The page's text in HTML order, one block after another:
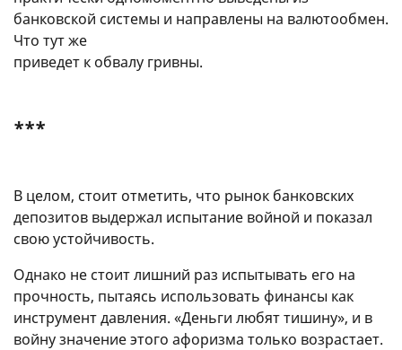
банковской системы и направлены на валютообмен.
Что тут же
приведет к обвалу гривны.
***
В целом, стоит отметить, что рынок банковских
депозитов выдержал испытание войной и показал
свою устойчивость.
Однако не стоит лишний раз испытывать его на
прочность, пытаясь использовать финансы как
инструмент давления. «Деньги любят тишину», и в
войну значение этого афоризма только возрастает.